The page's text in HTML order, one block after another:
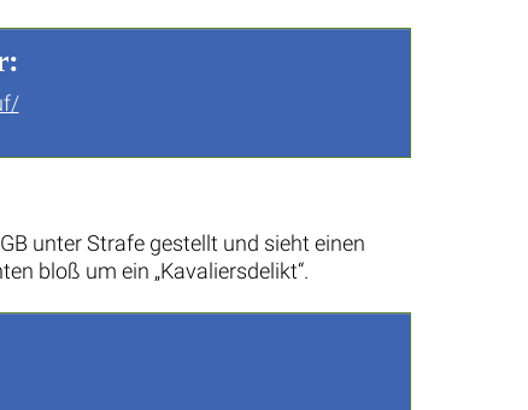
unter Strafe gestellt und sieht einen
bloß um ein „Kavaliersdelikt“.